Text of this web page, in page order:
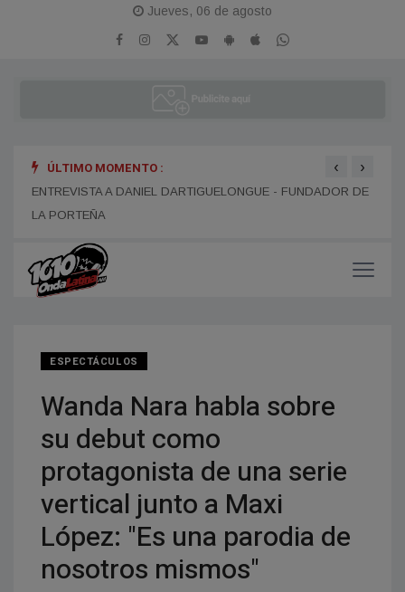
Jueves, 06 de agosto
ÚLTIMO MOMENTO :
ENTREVISTA A DANIEL DARTIGUELONGUE - FUNDADOR DE
ENTREVISTA A ALEJANDRO KIM
‹ ›
ESPECTÁCULOS
Wanda Nara habla sobre
su debut como
protagonista de una serie
vertical junto a Maxi
López: "Es una parodia de
nosotros mismos"